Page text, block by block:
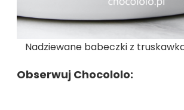
Nadziewane babeczki z
Obserwuj Chocololo: